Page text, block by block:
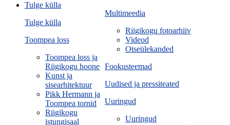
Multimeedia
Riigikogu fotoarhiiv
Videod
Otseülekanded
Fookusteemad
Uudised ja pressiteated
Uuringud
Uuringud
Tulge külla
Tulge külla
Toompea loss
Toompea loss ja
Riigikogu hoone
Kunst ja
sisearhitektuur
Pikk Hermann ja
Toompea tornid
Riigikogu
istungisaal